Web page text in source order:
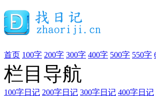
首页 100字 200字 300字 400字 500字 550字
栏目导航
100字日记 200字日记 300字日记 400字日记